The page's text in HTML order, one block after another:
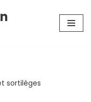
sortilèges